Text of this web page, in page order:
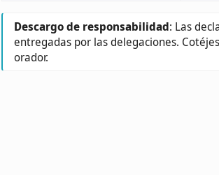
Descargo de responsabilidad: Las
entregadas por las delegaciones.
orador.